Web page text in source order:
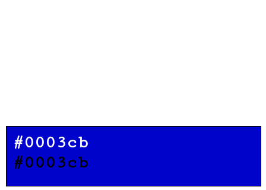
#0003cb
#0003cb